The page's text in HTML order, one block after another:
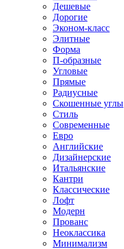
Дешевые
Дорогие
Эконом-класс
Элитные
Форма
П-образные
Угловые
Прямые
Радиусные
Скошенные углы
Стиль
Современные
Евро
Английские
Дизайнерские
Итальянские
Кантри
Классические
Лофт
Модерн
Прованс
Неоклассика
Минимализм